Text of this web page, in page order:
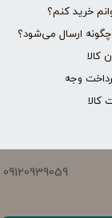
خرید کنم؟
ارسال می‌شود؟
کالا
وجه
کالا
09120939059